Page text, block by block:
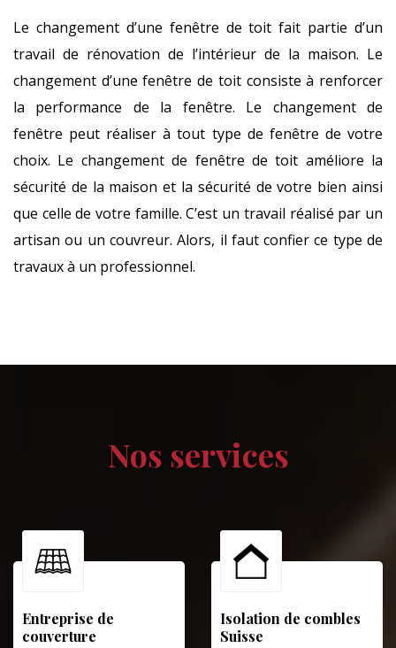
Le changement d’une fenêtre de toit fait partie d’un
travail de rénovation de l’intérieur de la maison. Le
changement d’une fenêtre de toit consiste à renforcer
la performance de la fenêtre. Le changement de
fenêtre peut réaliser à tout type de fenêtre de votre
choix. Le changement de fenêtre de toit améliore la
sécurité de la maison et la sécurité de votre bien ainsi
que celle de votre famille. C’est un travail réalisé par un
artisan ou un couvreur. Alors, il faut confier ce type de
travaux à un professionnel.
Nos services
Entreprise de
couverture
Isolation de combles
Suisse